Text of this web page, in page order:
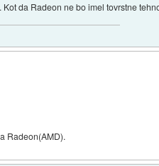
da Radeon ne bo imel tovrstne
Radeon(AMD).